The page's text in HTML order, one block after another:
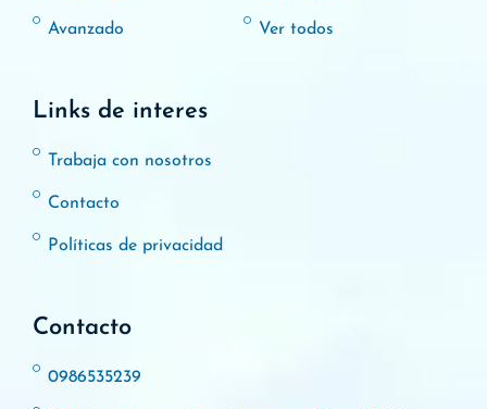
Avanzado Ver todos
Links de interes
Trabaja con nosotros
Contacto
Políticas de privacidad
Contacto
0986535239